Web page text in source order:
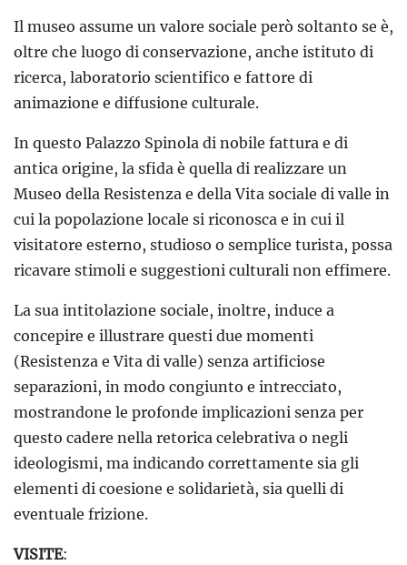
Il museo assume un valore sociale però soltanto se è,
oltre che luogo di conservazione, anche istituto di
ricerca, laboratorio scientifico e fattore di
animazione e diffusione culturale.
In questo Palazzo Spinola di nobile fattura e di
antica origine, la sfida è quella di realizzare un
Museo della Resistenza e della Vita sociale di valle in
cui la popolazione locale si riconosca e in cui il
visitatore esterno, studioso o semplice turista, possa
ricavare stimoli e suggestioni culturali non effimere.
La sua intitolazione sociale, inoltre, induce a
concepire e illustrare questi due momenti
(Resistenza e Vita di valle) senza artificiose
separazioni, in modo congiunto e intrecciato,
mostrandone le profonde implicazioni senza per
questo cadere nella retorica celebrativa o negli
ideologismi, ma indicando correttamente sia gli
elementi di coesione e solidarietà, sia quelli di
eventuale frizione.
VISITE: